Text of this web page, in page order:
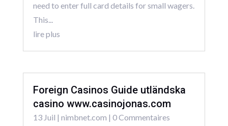
need to enter full card details for small wagers.
This...
lire plus
Foreign Casinos Guide utländska
casino www.casinojonas.com
13 Juil | nimbnet.com | 0 Commentaires